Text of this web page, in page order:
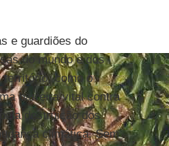
e guardiões do
do mundo e dos
território, como o
barreira vital contra
destruição dos
climática. Sem